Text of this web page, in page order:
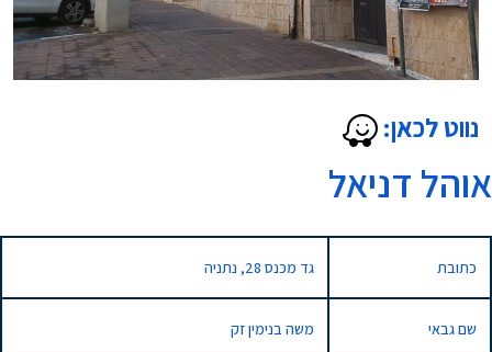
נווט לכאן:
אוהל דניאל
כתובת גד מכנס 28, נתניה
שם גבאי משה בנימין זק